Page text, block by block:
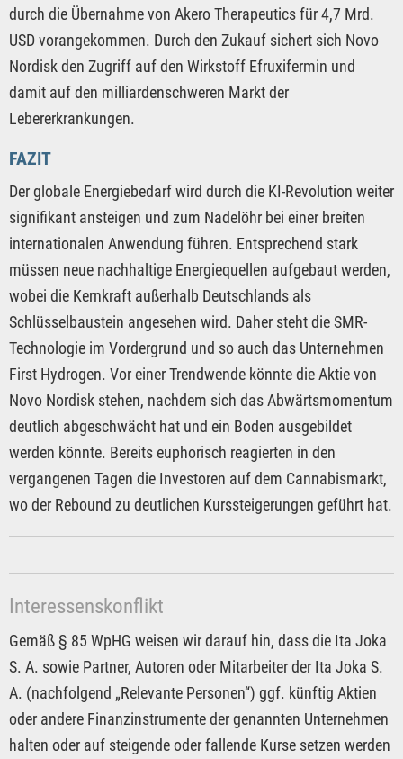
durch die Übernahme von Akero Therapeutics für 4,7 Mrd.
USD vorangekommen. Durch den Zukauf sichert sich Novo
Nordisk den Zugriff auf den Wirkstoff Efruxifermin und
damit auf den milliardenschweren Markt der
Lebererkrankungen.
FAZIT
Der globale Energiebedarf wird durch die KI-Revolution weiter
signifikant ansteigen und zum Nadelöhr bei einer breiten
internationalen Anwendung führen. Entsprechend stark
müssen neue nachhaltige Energiequellen aufgebaut werden,
wobei die Kernkraft außerhalb Deutschlands als
Schlüsselbaustein angesehen wird. Daher steht die SMR-
Technologie im Vordergrund und so auch das Unternehmen
First Hydrogen. Vor einer Trendwende könnte die Aktie von
Novo Nordisk stehen, nachdem sich das Abwärtsmomentum
deutlich abgeschwächt hat und ein Boden ausgebildet
werden könnte. Bereits euphorisch reagierten in den
vergangenen Tagen die Investoren auf dem Cannabismarkt,
wo der Rebound zu deutlichen Kurssteigerungen geführt hat.
Interessenskonflikt
Gemäß § 85 WpHG weisen wir darauf hin, dass die Ita Joka
S. A. sowie Partner, Autoren oder Mitarbeiter der Ita Joka S.
A. (nachfolgend „Relevante Personen“) ggf. künftig Aktien
oder andere Finanzinstrumente der genannten Unternehmen
halten oder auf steigende oder fallende Kurse setzen werden